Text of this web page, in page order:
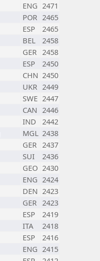
ENG 2471
POR 2465
ESP
2465
BEL
2458
GER 2458
ESP
2450
CHN 2450
UKR 2449
SWE 2447
CAN 2446
IND
2442
MGL 2438
GER 2437
SUI
2436
GEO 2430
ENG 2424
DEN 2423
GER 2423
ESP
2419
ITA
2418
ESP
2416
ENG 2415